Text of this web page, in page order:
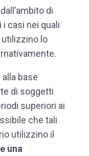
di
casi nei quali
utilizzino lo
base
di soggetti
superiori ai
che tali
utilizzino il
una